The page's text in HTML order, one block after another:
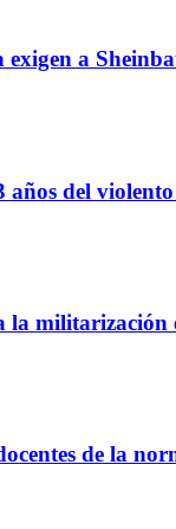
exigen a
años del
la
de la